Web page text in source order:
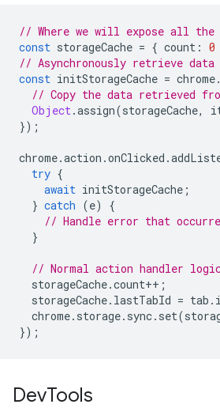
// Where we will expose all
const storageCache = { count : 0
// Asynchronously retrieve
const initStorageCache = chrome.
// Copy the data retrieved
Object.assign(storageCache,
});
chrome.action .onClicked .
try {
await initStorageCache ;
} catch (e)
{
// Handle error that
}
// Normal action handler
storageCache.count++ ;
storageCache. lastTabId = tab .
chrome. storage. sync. set(
});
DevTools